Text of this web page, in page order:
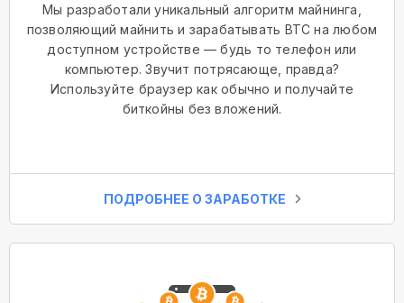
Мы разработали уникальный алгоритм майнинга,
позволяющий майнить и зарабатывать BTC на любом
доступном устройстве — будь то телефон или
компьютер. Звучит потрясающе, правда?
Используйте браузер как обычно и получайте
биткойны без вложений.
ПОДРОБНЕЕ О ЗАРАБОТКЕ